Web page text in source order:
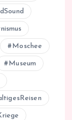
Moschee
Museum